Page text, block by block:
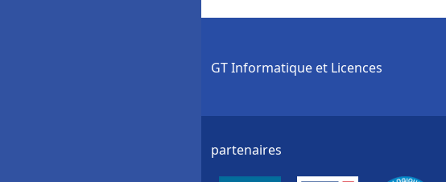
GT Informatique et Licences
partenaires